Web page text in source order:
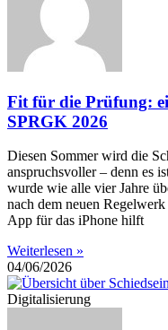
Fit für die Prüfung:
SPRGK 2026
Diesen Sommer wird die
anspruchsvoller – denn es
wurde wie alle vier Jahre
nach dem neuen
App für das iPhone hilft
Weiterlesen »
04/06/2026
Digitalisierung